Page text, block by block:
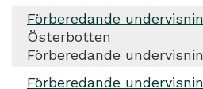
Förberedande
Österbotten
Förberedande
Förberedande